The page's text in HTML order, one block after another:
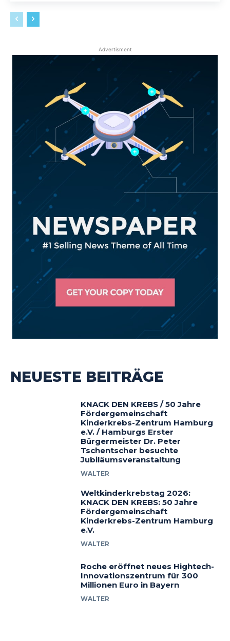
Advertisment
NEUESTE BEITRÄGE
KNACK DEN KREBS / 50 Jahre
Fördergemeinschaft
Kinderkrebs-Zentrum Hamburg
e.V. / Hamburgs Erster
Bürgermeister Dr. Peter
Tschentscher besuchte
Jubiläumsveranstaltung
WALTER
Weltkinderkrebstag 2026:
KNACK DEN KREBS: 50 Jahre
Fördergemeinschaft
Kinderkrebs-Zentrum Hamburg
e.V.
WALTER
Roche eröffnet neues Hightech-
Innovationszentrum für 300
Millionen Euro in Bayern
WALTER